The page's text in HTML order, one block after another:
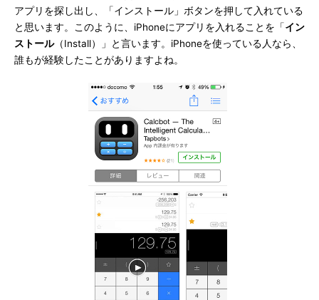
アプリを探し出し、「インストール」ボタンを押して入れている
と思います。このように、iPhoneにアプリを入れることを「イン
ストール（Install）」と言います。iPhoneを使っている人なら、
誰もが経験したことがありますよね。